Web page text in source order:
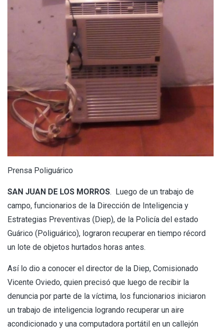
Prensa Poliguárico
SAN JUAN DE LOS MORROS. Luego de un trabajo de
campo, funcionarios de la Dirección de Inteligencia y
Estrategias Preventivas (Diep), de la Policía del estado
Guárico (Poliguárico), lograron recuperar en tiempo récord
un lote de objetos hurtados horas antes.
Así lo dio a conocer el director de la Diep, Comisionado
Vicente Oviedo, quien precisó que luego de recibir la
denuncia por parte de la víctima, los funcionarios iniciaron
un trabajo de inteligencia logrando recuperar un aire
acondicionado y una computadora portátil en un callejón